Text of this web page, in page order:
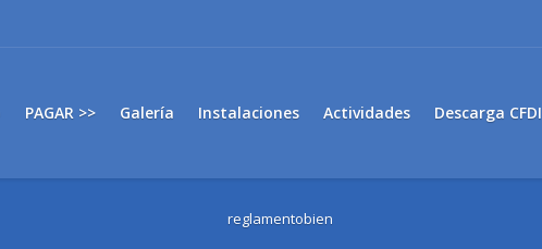
PAGAR >> Galería Instalaciones Actividades Descarga CFDI
reglamentobien